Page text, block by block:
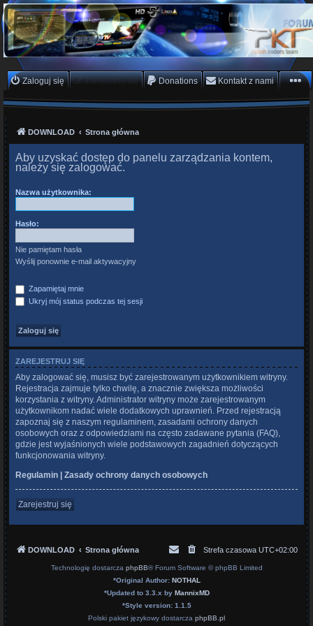
PKTeam - Polish Koders
Team
Hyperion, Enigma, E2, PKT, listy kanałów, oscam
Zaloguj się Zarejestruj się Donations Kontakt z nami
DOWNLOAD Strona główna
Aby uzyskać dostęp do panelu zarządzania kontem,
należy się zalogować.
Nazwa użytkownika:
Hasło:
Nie pamiętam hasła
Wyślij ponownie e-mail aktywacyjny
Zapamiętaj mnie
Ukryj mój status podczas tej sesji
ZAREJESTRUJ SIĘ
Aby zalogować się, musisz być zarejestrowanym użytkownikiem witryny.
Rejestracja zajmuje tylko chwilę, a znacznie zwiększa możliwości
korzystania z witryny. Administrator witryny może zarejestrowanym
użytkownikom nadać wiele dodatkowych uprawnień. Przed rejestracją
zapoznaj się z naszym regulaminem, zasadami ochrony danych
osobowych oraz z odpowiedziami na często zadawane pytania (FAQ),
gdzie jest wyjaśnionych wiele podstawowych zagadnień dotyczących
funkcjonowania witryny.
Regulamin | Zasady ochrony danych osobowych
Zarejestruj się
DOWNLOAD Strona główna Strefa czasowa UTC+02:00
Technologię dostarcza phpBB® Forum Software © phpBB Limited
*Original Author: NOTHAL
*Updated to 3.3.x by MannixMD
*Style version: 1.1.5
Polski pakiet językowy dostarcza phpBB.pl